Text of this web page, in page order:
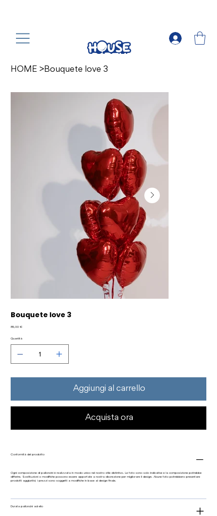
HOME >Bouquete love 3
Bouquete love 3
Prezzo
85,00 €
Quantità
Aggiungi al carrello
Acquista ora
Conformità del prodotto
Ogni composizione di palloncini è realizzata in modo unico nel nostro stile distintivo. Le foto sono solo indicative e la composizione potrebbe
differire. Sostituzioni o modifiche possono essere apportate a nostra discrezione per migliorare il design. Alcune foto potrebbero presentare
prodotti aggiuntivi; i prezzi sono soggetti a modifiche in base al design finale.
Durata palloncini ad elio